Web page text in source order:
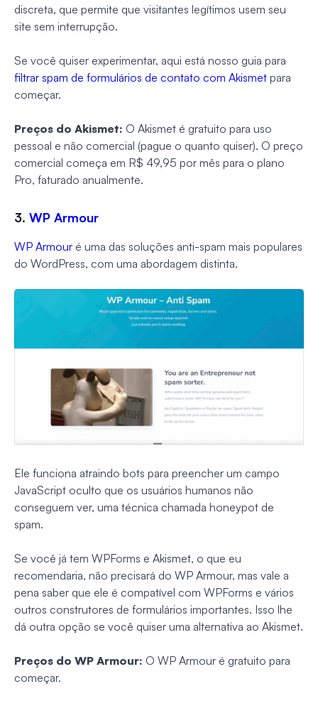
discreta, que permite que visitantes legítimos usem seu
site sem interrupção.
Se você quiser experimentar, aqui está nosso guia para
filtrar spam de formulários de contato com Akismet para
começar.
Preços do Akismet: O Akismet é gratuito para uso
pessoal e não comercial (pague o quanto quiser). O preço
comercial começa em R$ 49,95 por mês para o plano
Pro, faturado anualmente.
3. WP Armour
WP Armour é uma das soluções anti-spam mais populares
do WordPress, com uma abordagem distinta.
Ele funciona atraindo bots para preencher um campo
JavaScript oculto que os usuários humanos não
conseguem ver, uma técnica chamada honeypot de
spam.
Se você já tem WPForms e Akismet, o que eu
recomendaria, não precisará do WP Armour, mas vale a
pena saber que ele é compatível com WPForms e vários
outros construtores de formulários importantes. Isso lhe
dá outra opção se você quiser uma alternativa ao Akismet.
Preços do WP Armour: O WP Armour é gratuito para
começar.